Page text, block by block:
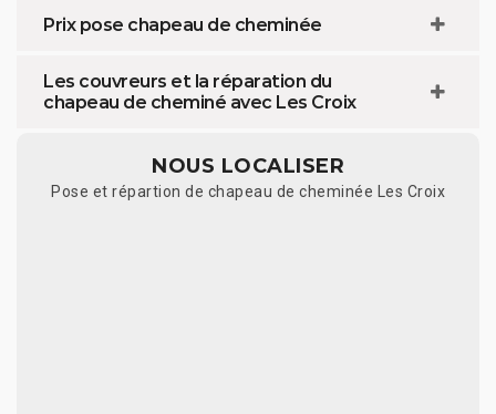
Prix pose chapeau de cheminée
Les couvreurs et la réparation du
chapeau de cheminé avec Les Croix
NOUS LOCALISER
Pose et répartion de chapeau de cheminée Les Croix